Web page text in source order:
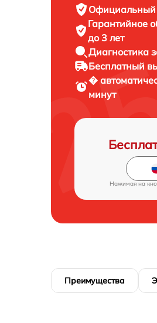
Официальный
Гарантийное
до 3 лет
Диагностика
Бесплатный
�
минут
Нажимая на
Преимущества